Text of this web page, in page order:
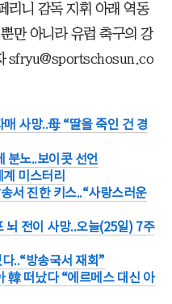
리니 감독 지휘 아래 역동
만 아니라 유럽 축구의 강
sfryu@sportschosun.co
사망..母 “딸을 죽인 건 경
분노..보이콧 선언
계 미스터리
서 진한 키스..“사랑스러운
전이 사망..오늘(25일) 7주
..“방송국서 재회”
韓 떠났다 “에르메스 대신 아